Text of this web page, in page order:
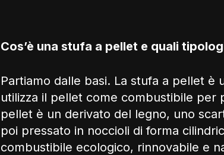
Cos’è una stufa a pellet e quali
Partiamo dalle basi. La stufa a pellet è
utilizza il pellet come combustibile per
pellet è un derivato del legno, uno
poi pressato in noccioli di forma
combustibile ecologico, rinnovabile e